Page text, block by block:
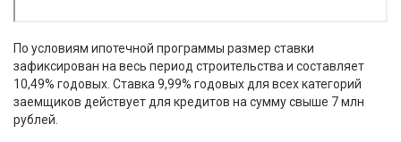
По условиям ипотечной программы размер ставки
зафиксирован на весь период строительства и составляет
10,49% годовых. Ставка 9,99% годовых для всех категорий
заемщиков действует для кредитов на сумму свыше 7 млн
рублей.